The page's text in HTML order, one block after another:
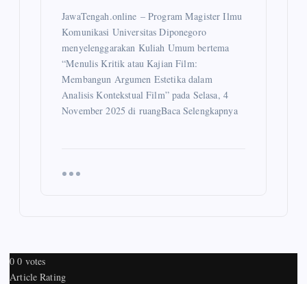
JawaTengah.online – Program Magister Ilmu
Komunikasi Universitas Diponegoro
menyelenggarakan Kuliah Umum bertema
“Menulis Kritik atau Kajian Film:
Membangun Argumen Estetika dalam
Analisis Kontekstual Film” pada Selasa, 4
November 2025 di ruangBaca Selengkapnya
0 0 votes
Article Rating